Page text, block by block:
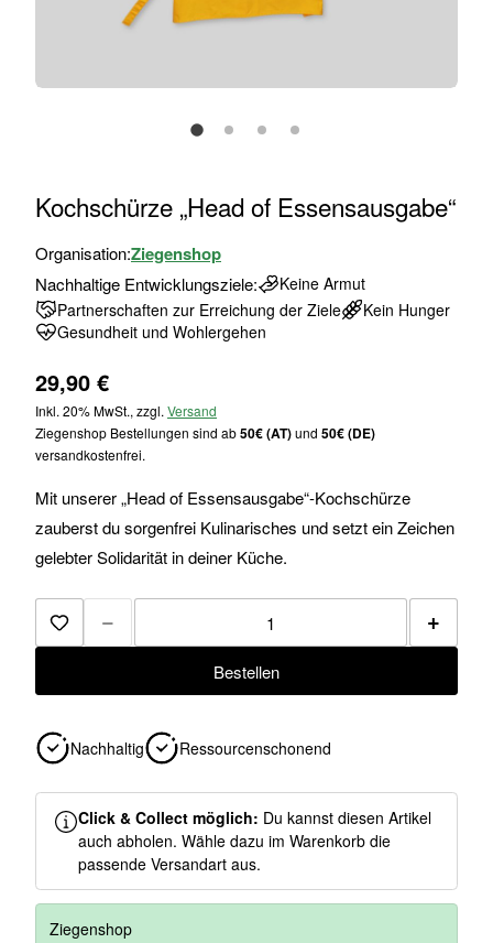
Anfang
Bildgalerie
springen
Kochschürze „Head of Essensausgabe“
Organisation:Ziegenshop
Nachhaltige Entwicklungsziele:
Keine Armut
Partnerschaften zur Erreichung der Ziele
Kein Hunger
Gesundheit und Wohlergehen
29,90 €
Inkl. 20% MwSt., zzgl. Versand
Ziegenshop Bestellungen sind ab50€ (AT)und 50€ (DE)
versandkostenfrei.
Mit unserer „Head of Essensausgabe“-Kochschürze
zauberst du sorgenfrei Kulinarisches und setzt ein Zeichen
gelebter Solidarität in deiner Küche.
Zur Merkliste hinzufügen
− +
Bestellen
Nachhaltig Ressourcenschonend
Click & Collect möglich: Du kannst diesen Artikel
auch abholen. Wähle dazu im Warenkorb die
passende Versandart aus.
Ziegenshop